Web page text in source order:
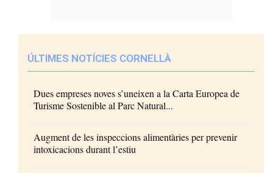
ÚLTIMES NOTÍCIES CORNELLÀ
Dues empreses noves s’uneixen a la Carta Europea de
Turisme Sostenible al Parc Natural...
Augment de les inspeccions alimentàries per prevenir
intoxicacions durant l’estiu